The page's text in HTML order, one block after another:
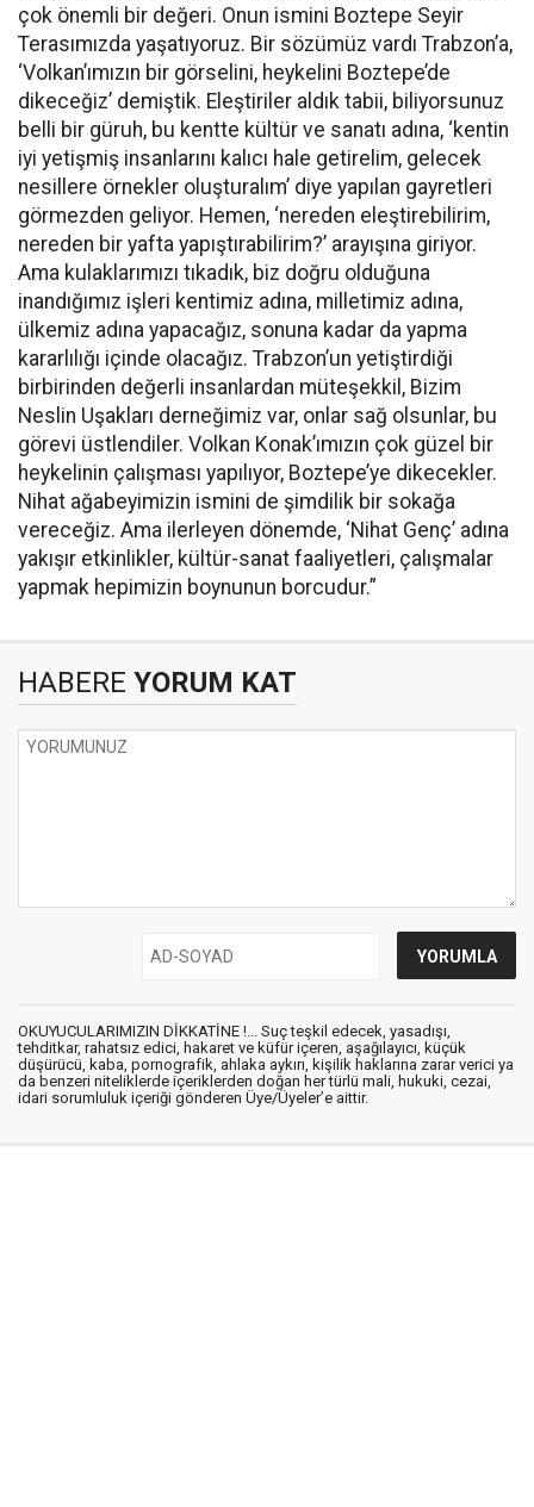
çok önemli bir değeri. Onun ismini Boztepe Seyir
Terasımızda yaşatıyoruz. Bir sözümüz vardı Trabzon’a,
‘Volkan’ımızın bir görselini, heykelini Boztepe’de
dikeceğiz’ demiştik. Eleştiriler aldık tabii, biliyorsunuz
belli bir güruh, bu kentte kültür ve sanatı adına, ‘kentin
iyi yetişmiş insanlarını kalıcı hale getirelim, gelecek
nesillere örnekler oluşturalım’ diye yapılan gayretleri
görmezden geliyor. Hemen, ‘nereden eleştirebilirim,
nereden bir yafta yapıştırabilirim?’ arayışına giriyor.
Ama kulaklarımızı tıkadık, biz doğru olduğuna
inandığımız işleri kentimiz adına, milletimiz adına,
ülkemiz adına yapacağız, sonuna kadar da yapma
kararlılığı içinde olacağız. Trabzon’un yetiştirdiği
birbirinden değerli insanlardan müteşekkil, Bizim
Neslin Uşakları derneğimiz var, onlar sağ olsunlar, bu
görevi üstlendiler. Volkan Konak’ımızın çok güzel bir
heykelinin çalışması yapılıyor, Boztepe’ye dikecekler.
Nihat ağabeyimizin ismini de şimdilik bir sokağa
vereceğiz. Ama ilerleyen dönemde, ‘Nihat Genç’ adına
yakışır etkinlikler, kültür-sanat faaliyetleri, çalışmalar
yapmak hepimizin boynunun borcudur.”
HABERE YORUM KAT
OKUYUCULARIMIZIN DİKKATİNE !... Suç teşkil edecek, yasadışı,
tehditkar, rahatsız edici, hakaret ve küfür içeren, aşağılayıcı, küçük
düşürücü, kaba, pornografik, ahlaka aykırı, kişilik haklarına zarar verici ya
da benzeri niteliklerde içeriklerden doğan her türlü mali, hukuki, cezai,
idari sorumluluk içeriği gönderen Üye/Üyeler’e aittir.